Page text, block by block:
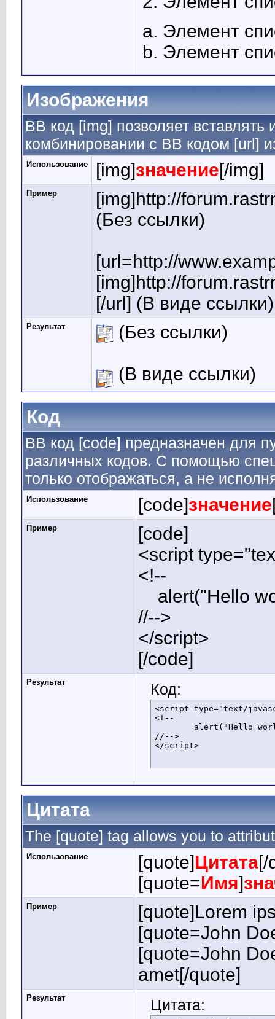
Элемент
Элемент
Изображения
BB код [img] позволяет
комбинировании с BB кодом [url]
Использование [img]значение[/img]
Пример
[img]http://
(Без ссылки)
[url=http://
[img]http://
[/url] (В виде ссылки)
Результат (Без ссылки)
(В виде ссылки)
Код
BB код [code] предназначен для
различных кодов. С помощью
только отображаться, а не
Использование [code]значение
Пример
[code]
<script
<!--
alert("Hello
//-->
</script>
[/code]
Результат Код:
<script type="text/
<!--
//-->
</script>
Цитата
The [quote] tag allows you to
Использование [quote]Цитата[/
[quote=Имя]
Пример
[quote]Lorem
[quote=John
[quote=John
amet[/quote]
Результат Цитата: